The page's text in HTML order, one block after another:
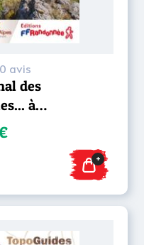
0 avis
des
à
+